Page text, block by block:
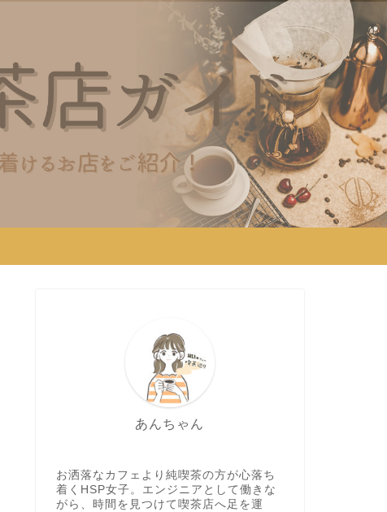
あんちゃん
お洒落なカフェより純喫茶の方が心落ち
着くHSP女子。エンジニアとして働きな
がら、時間を見つけて喫茶店へ足を運